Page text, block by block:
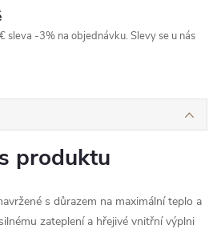
sleva -3% na objednávku. Slevy se u nás
produktu
s důrazem na maximální teplo a
zateplení a hřejivé vnitřní výplni